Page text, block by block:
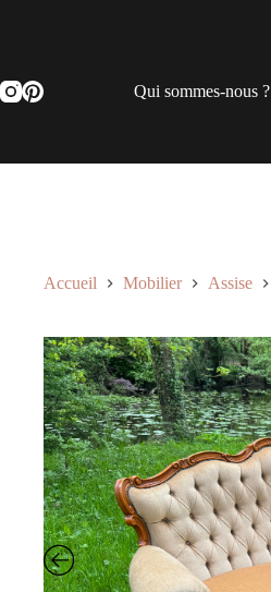
Qui sommes-nous ?
Accueil Mobilier Assise